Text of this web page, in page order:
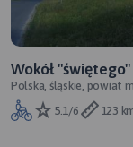
Wokół
Polska, śląskie, powiat
5.1/6
123